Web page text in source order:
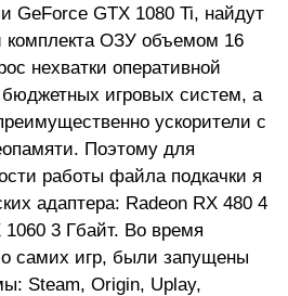
GeForce GTX 1080 Ti, найдут
комплекта ОЗУ объемом 16
нехватки оперативной
игровых систем, а
ускорители с
Поэтому для
работы файла подкачки я
адаптера: Radeon RX 480 4
3 Гбайт. Во время
самих игр, были запущены
Steam, Origin, Uplay,